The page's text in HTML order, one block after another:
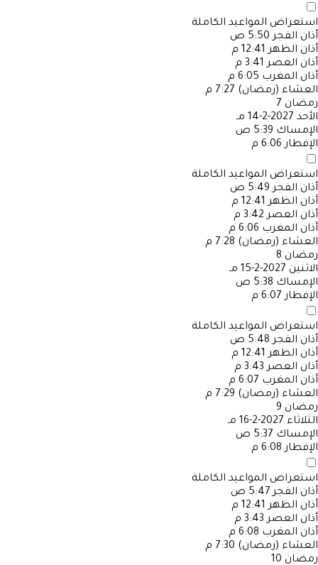
استعراض المواعيد الكاملة
أذان الفجر 5:50 ص
أذان الظهر 12:41 م
أذان العصر 3:41 م
أذان المغرب 6:05 م
العشاء (رمضان) 7:27 م
رمضان 7
الأحد 2027-2-14 مـ
الإمساك 5:39 ص
الإفطار 6:06 م
استعراض المواعيد الكاملة
أذان الفجر 5:49 ص
أذان الظهر 12:41 م
أذان العصر 3:42 م
أذان المغرب 6:06 م
العشاء (رمضان) 7:28 م
رمضان 8
الاثنين 2027-2-15 مـ
الإمساك 5:38 ص
الإفطار 6:07 م
استعراض المواعيد الكاملة
أذان الفجر 5:48 ص
أذان الظهر 12:41 م
أذان العصر 3:43 م
أذان المغرب 6:07 م
العشاء (رمضان) 7:29 م
رمضان 9
الثلاثاء 2027-2-16 مـ
الإمساك 5:37 ص
الإفطار 6:08 م
استعراض المواعيد الكاملة
أذان الفجر 5:47 ص
أذان الظهر 12:41 م
أذان العصر 3:43 م
أذان المغرب 6:08 م
العشاء (رمضان) 7:30 م
رمضان 10